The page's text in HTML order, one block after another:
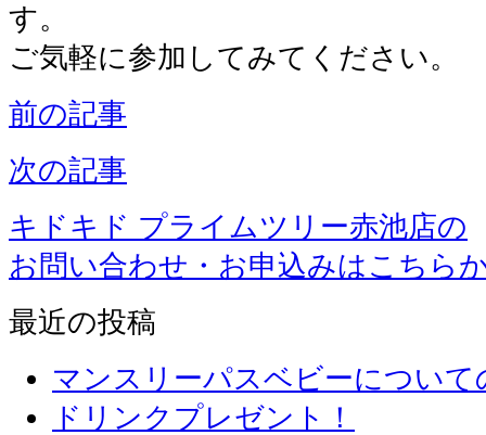
す。
ご気軽に参加してみてください。
前の記事
次の記事
キドキド プライムツリー赤池店の
お問い合わせ・お申込みはこちら
最近の投稿
マンスリーパスベビーについて
ドリンクプレゼント！